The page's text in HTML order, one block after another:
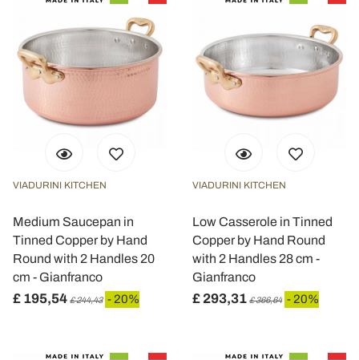
VIADURINI KITCHEN
Medium Saucepan in
Tinned Copper by Hand
Round with 2 Handles 20
cm - Gianfranco
£ 195,54 £ 244,43 - 20%
VIADURINI KITCHEN
Low Casserole in Tinned
Copper by Hand Round
with 2 Handles 28 cm -
Gianfranco
£ 293,31 £ 366,64 - 20%